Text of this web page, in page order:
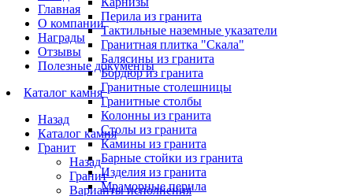
Перила из гранита
Тактильные наземные указатели
Гранитная плитка "Скала"
Балясины из гранита
Бордюр из гранита
Гранитные столешницы
Гранитные столбы
Колонны из гранита
Столы из гранита
Камины из гранита
Барные стойки из гранита
Изделия из гранита
Мраморные перила
Главная
О компании
Награды
Отзывы
Полезные документы
Каталог камня
Назад
Каталог камня
Гранит
Назад
Гранит
Варианты исполнения